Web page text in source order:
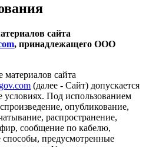
сайта
, принадлежащего ООО
сайта
(далее - Сайт) допускается
Под использованием
опубликование,
распространение,
сообщение по кабелю,
способы, предусмотренные